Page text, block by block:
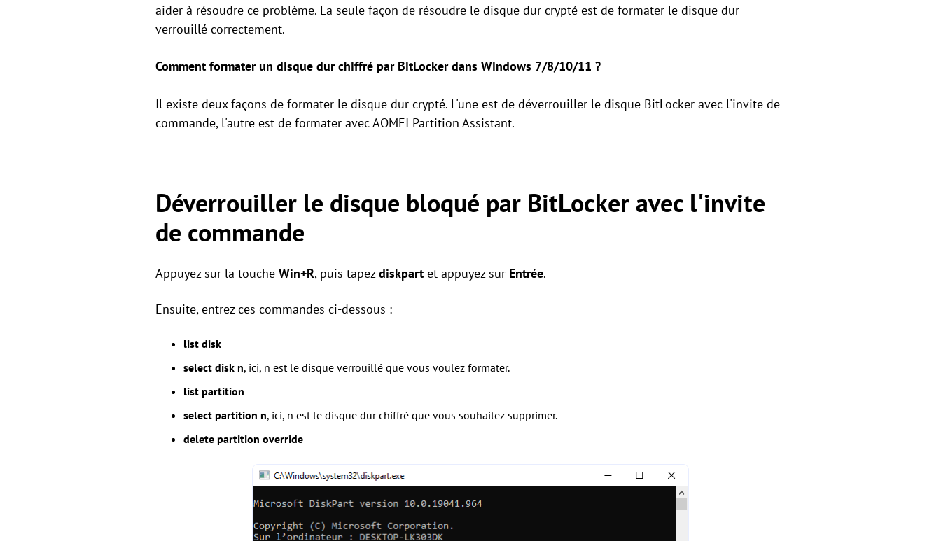
aider à résoudre ce problème. La seule façon de résoudre le disque dur crypté est de formater le disque dur
verrouillé correctement.
Comment formater un disque dur chiffré par BitLocker dans Windows 7/8/10/11 ?
Il existe deux façons de formater le disque dur crypté. L'une est de déverrouiller le disque BitLocker avec l'invite de
commande, l'autre est de formater avec AOMEI Partition Assistant.
Déverrouiller le disque bloqué par BitLocker avec l'invite
de commande
Appuyez sur la touche Win+R, puis tapezdiskpart et appuyez sur Entrée.
Ensuite, entrez ces commandes ci-dessous :
list disk
select disk n, ici, n est le disque verrouillé que vous voulez formater.
list partition
select partition n, ici, n est le disque dur chiffré que vous souhaitez supprimer.
delete partition override